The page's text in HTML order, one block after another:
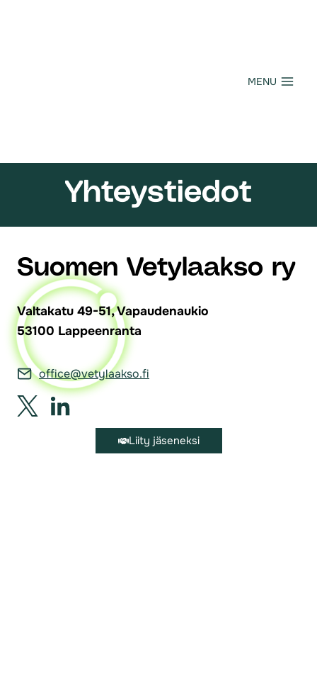
MENU
Yhteystiedot
Suomen Vetylaakso ry
Valtakatu 49-51, Vapaudenaukio
53100 Lappeenranta
office@vetylaakso.fi
Liity jäseneksi